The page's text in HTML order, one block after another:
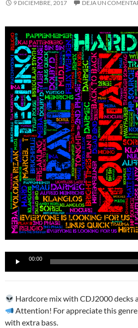
9 DICIEMBRE, 2017 DEJA UN
Reproductor
audio
00:00
Hardcore mix with CDJ2000 decks
Attention! For appreciate this
with extra bass.